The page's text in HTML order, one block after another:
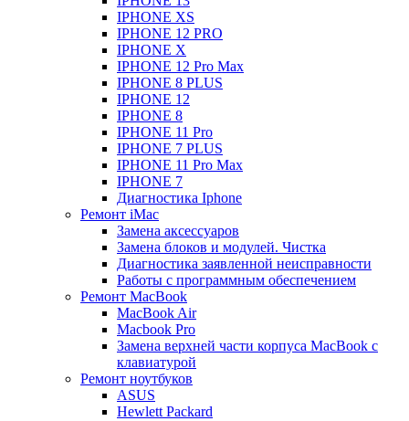
IPHONE XS
IPHONE 12 PRO
IPHONE X
IPHONE 12 Pro Max
IPHONE 8 PLUS
IPHONE 12
IPHONE 8
IPHONE 11 Pro
IPHONE 7 PLUS
IPHONE 11 Pro Max
IPHONE 7
Диагностика Iphone
Ремонт iMac
Замена аксессуаров
Замена блоков и модулей. Чистка
Диагностика заявленной неисправности
Работы с программным обеспечением
Ремонт MacBook
MacBook Air
Macbook Pro
Замена верхней части корпуса MacBook с
клавиатурой
Ремонт ноутбуков
ASUS
Hewlett Packard